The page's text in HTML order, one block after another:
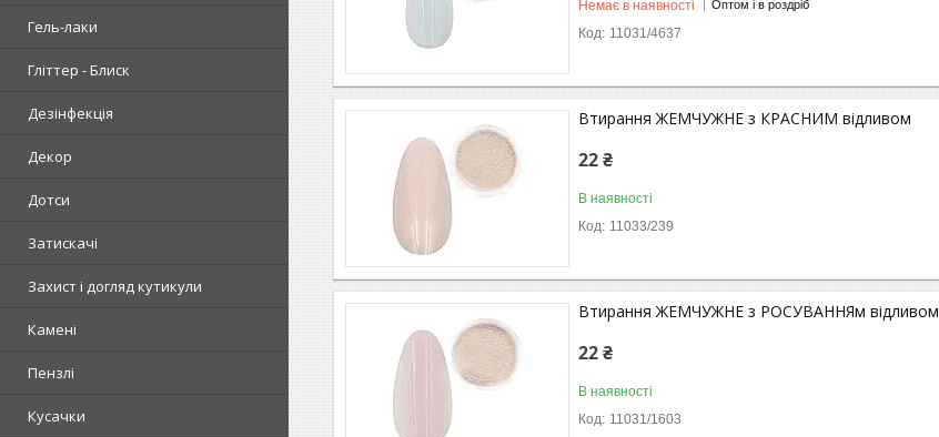
Гель-лаки
Гліттер - Блиск
Дезінфекція
Декор
Дотси
Затискачі
Захист і догляд кутикули
Камені
Пензлі
Кусачки
Немає в наявності Оптом і в роздріб
11031/4637
Втирання ЖЕМЧУЖНЕ з КРАСНИМ відливом
22 ₴
В наявності
11033/239
Втирання ЖЕМЧУЖНЕ з РОСУВАННЯм відливом
22 ₴
В наявності
11031/1603